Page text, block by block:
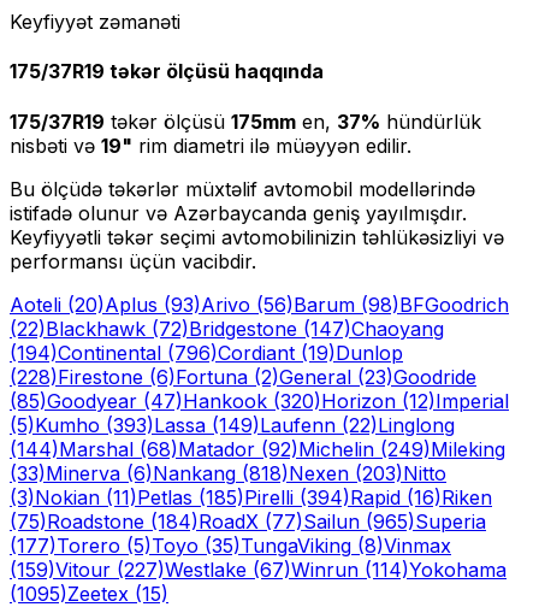
Keyfiyyət zəmanəti
175/37R19 təkər ölçüsü haqqında
175/37R19 təkər ölçüsü 175mm en, 37% hündürlük
nisbəti və 19" rim diametri ilə müəyyən edilir.
Bu ölçüdə təkərlər müxtəlif avtomobil modellərində
istifadə olunur və Azərbaycanda geniş yayılmışdır.
Keyfiyyətli təkər seçimi avtomobilinizin təhlükəsizliyi və
performansı üçün vacibdir.
Aoteli (20)Aplus (93)Arivo (56)Barum (98)BFGoodrich
(22)Blackhawk (72)Bridgestone (147)Chaoyang
(194)Continental (796)Cordiant (19)Dunlop
(228)Firestone (6)Fortuna (2)General (23)Goodride
(85)Goodyear (47)Hankook (320)Horizon (12)Imperial
(5)Kumho (393)Lassa (149)Laufenn (22)Linglong
(144)Marshal (68)Matador (92)Michelin (249)Mileking
(33)Minerva (6)Nankang (818)Nexen (203)Nitto
(3)Nokian (11)Petlas (185)Pirelli (394)Rapid (16)Riken
(75)Roadstone (184)RoadX (77)Sailun (965)Superia
(177)Torero (5)Toyo (35)TungaViking (8)Vinmax
(159)Vitour (227)Westlake (67)Winrun (114)Yokohama
(1095)Zeetex (15)